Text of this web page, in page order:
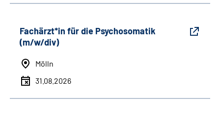
Fachärzt*in für die Psychosomatik
(m/w/div)
Mölln
31.08.2026